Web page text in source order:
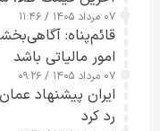
۰۷ مرداد ۱۴۰۵ / ۱۱:۴۶
قائم‌پناه:
امور مالیاتی باشد
۰۷ مرداد ۱۴۰۵ / ۰۹:۲۶
ایران پیشنهاد
رد کرد